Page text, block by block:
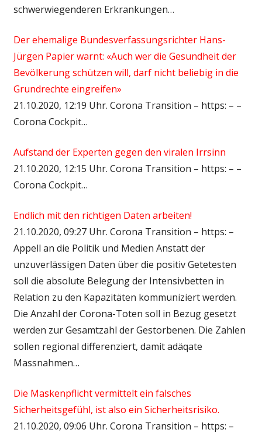
schwerwiegenderen Erkrankungen…
Der ehemalige Bundesverfassungsrichter Hans-
Jürgen Papier warnt: «Auch wer die Gesundheit der
Bevölkerung schützen will, darf nicht beliebig in die
Grundrechte eingreifen»
21.10.2020, 12:19 Uhr. Corona Transition – https: – –
Corona Cockpit…
Aufstand der Experten gegen den viralen Irrsinn
21.10.2020, 12:15 Uhr. Corona Transition – https: – –
Corona Cockpit…
Endlich mit den richtigen Daten arbeiten!
21.10.2020, 09:27 Uhr. Corona Transition – https: –
Appell an die Politik und Medien Anstatt der
unzuverlässigen Daten über die positiv Getetesten
soll die absolute Belegung der Intensivbetten in
Relation zu den Kapazitäten kommuniziert werden.
Die Anzahl der Corona-Toten soll in Bezug gesetzt
werden zur Gesamtzahl der Gestorbenen. Die Zahlen
sollen regional differenziert, damit adäqate
Massnahmen…
Die Maskenpflicht vermittelt ein falsches
Sicherheitsgefühl, ist also ein Sicherheitsrisiko.
21.10.2020, 09:06 Uhr. Corona Transition – https: –